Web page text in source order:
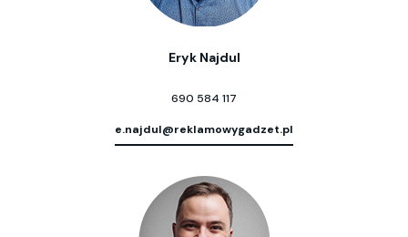
Eryk Najdul
690 584 117
e.najdul@reklamowygadzet.pl